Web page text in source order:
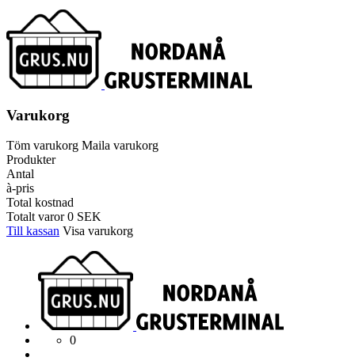
Varukorg
Töm varukorg Maila varukorg
Produkter
Antal
à-pris
Total kostnad
Totalt varor0 SEK
Till kassan Visa varukorg
0